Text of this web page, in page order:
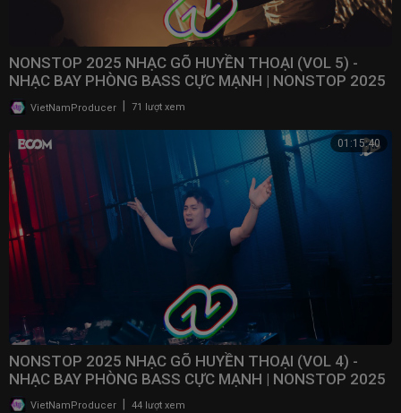
NONSTOP 2025 NHẠC GÕ HUYỀN THOẠI (VOL 5) -
NHẠC BAY PHÒNG BASS CỰC MẠNH | NONSTOP 2025
VINAHOUSE
VietNamProducer 71 lượt xem
01:15:40
NONSTOP 2025 NHẠC GÕ HUYỀN THOẠI (VOL 4) -
NHẠC BAY PHÒNG BASS CỰC MẠNH | NONSTOP 2025
VINAHOUSE
VietNamProducer 44 lượt xem